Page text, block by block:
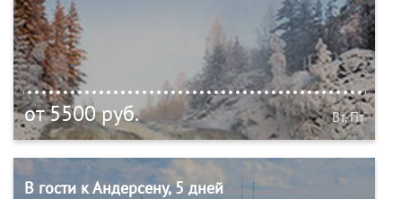
от 5500 руб. Вт, Пт
В гости к Андерсену, 5 дней